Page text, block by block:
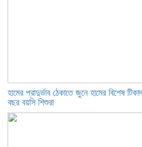
হামের প্রাদুর্ভাব ঠেকাতে জুনে হামের বিশেষ
বছর বয়সি শিশুরা